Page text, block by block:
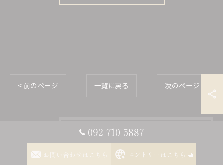
< 前のページ 一覧に戻る 次のページ >
カテゴリー Categories
全てのカテゴリー
092-710-5887
お問い合わせはこちら エントリーはこちら